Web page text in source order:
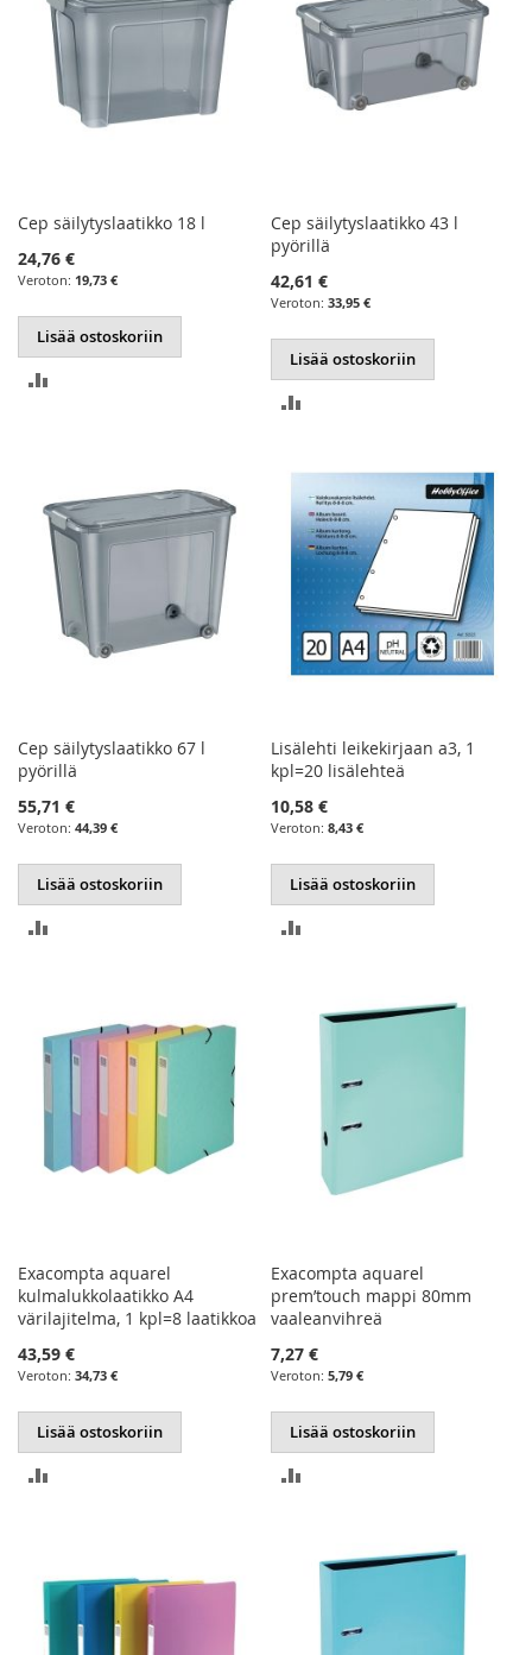
Cep säilytyslaatikko 18 l
24,76 €
19,73 €
Lisää ostoskoriin
Cep säilytyslaatikko 43 l
pyörillä
42,61 €
33,95 €
Lisää ostoskoriin
Cep säilytyslaatikko 67 l
pyörillä
55,71 €
44,39 €
Lisää ostoskoriin
Lisälehti leikekirjaan a3, 1
kpl=20 lisälehteä
10,58 €
8,43 €
Lisää ostoskoriin
Exacompta aquarel
kulmalukkolaatikko A4
värilajitelma, 1 kpl=8 laatikkoa
43,59 €
34,73 €
Lisää ostoskoriin
Exacompta aquarel
prem’touch mappi 80mm
vaaleanvihreä
7,27 €
5,79 €
Lisää ostoskoriin